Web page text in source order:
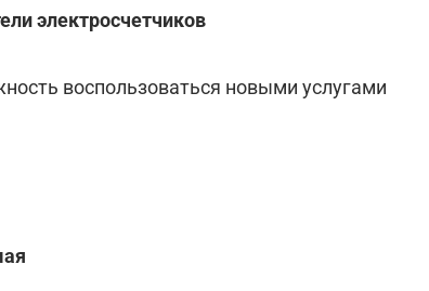
электросчетчиков
воспользоваться новыми услугами